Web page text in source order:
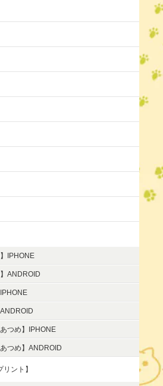
IPHONE
ANDROID
つめ】IPHONE
つめ】ANDROID
ント】